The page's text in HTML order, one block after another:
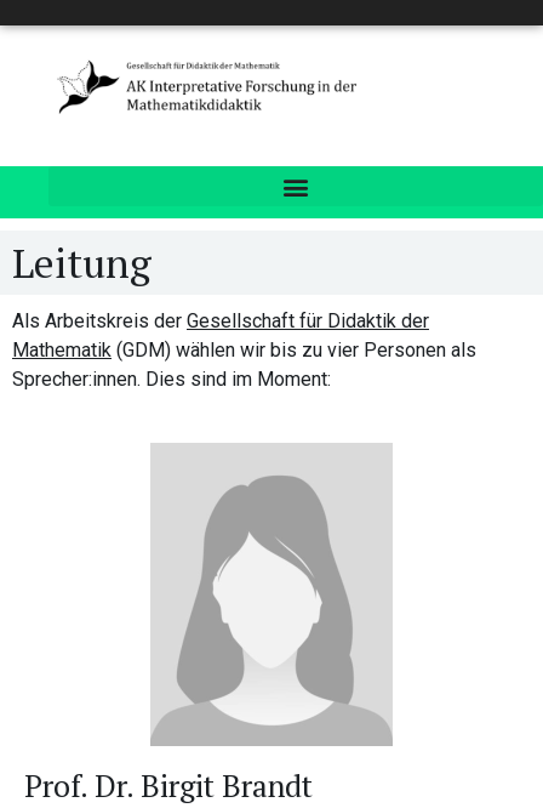
Leitung
Als Arbeitskreis der Gesellschaft für Didaktik der
Mathematik (GDM) wählen wir bis zu vier Personen als
Sprecher:innen. Dies sind im Moment:
Prof. Dr. Birgit Brandt